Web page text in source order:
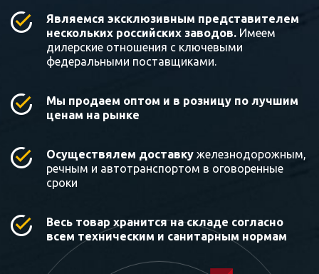
Являемся эксклюзивным представителем
нескольких российских заводов. Имеем
дилерские отношения с ключевыми
федеральными поставщиками.
Мы продаем оптом и в розницу по лучшим
ценам на рынке
Осуществялем доставку железнодорожным,
речным и автотранспортом в оговоренные
сроки
Весь товар хранится на складе согласно
всем техническим и санитарным нормам